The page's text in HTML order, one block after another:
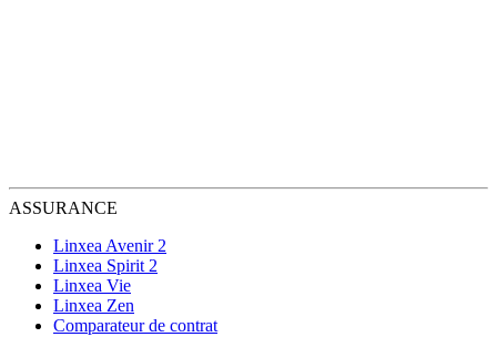
ASSURANCE
Linxea Avenir 2
Linxea Spirit 2
Linxea Vie
Linxea Zen
Comparateur de contrat